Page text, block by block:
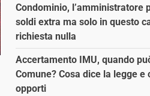
Condominio, l’amministratore
soldi extra ma solo in questo
richiesta nulla
Accertamento IMU, quando
Comune? Cosa dice la legge e
opporti